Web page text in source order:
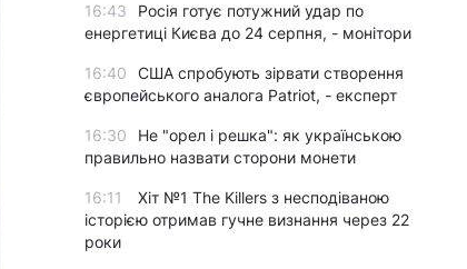
16:43
Росія готує потужний удар по
енергетиці Києва до 24 серпня, - монітори
16:40
США спробують зірвати створення
європейського аналога Patriot, - експерт
16:30
Не "орел і решка": як українською
правильно назвати сторони монети
16:11
Хіт №1 The Killers з несподіваною
історією отримав гучне визнання через 22
роки